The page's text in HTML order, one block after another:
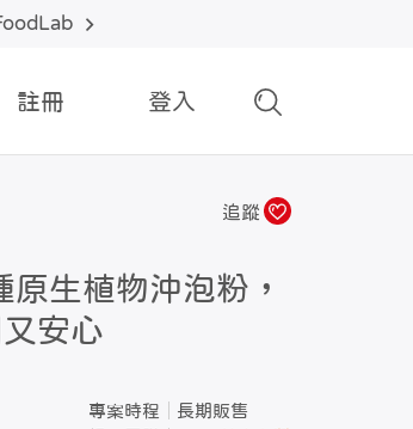
註冊 登入
追蹤
生植物沖泡粉，
安心
專案時程
長期販售